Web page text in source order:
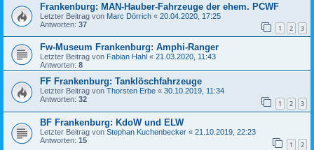
Frankenburg: MAN-Hauber-Fahrzeuge der ehem. PCWF
Letzter Beitrag von Marc Dörrich « 20.04.2020, 17:25
Antworten: 37 1 2 3
Fw-Museum Frankenburg: Amphi-Ranger
Letzter Beitrag von Fabian Hahl « 21.03.2020, 11:43
Antworten: 8
FF Frankenburg: Tanklöschfahrzeuge
Letzter Beitrag von Thorsten Erbe « 30.10.2019, 11:34
Antworten: 32 1 2 3
BF Frankenburg: KdoW und ELW
Letzter Beitrag von Stephan Kuchenbecker « 21.10.2019, 22:23
Antworten: 15 1 2